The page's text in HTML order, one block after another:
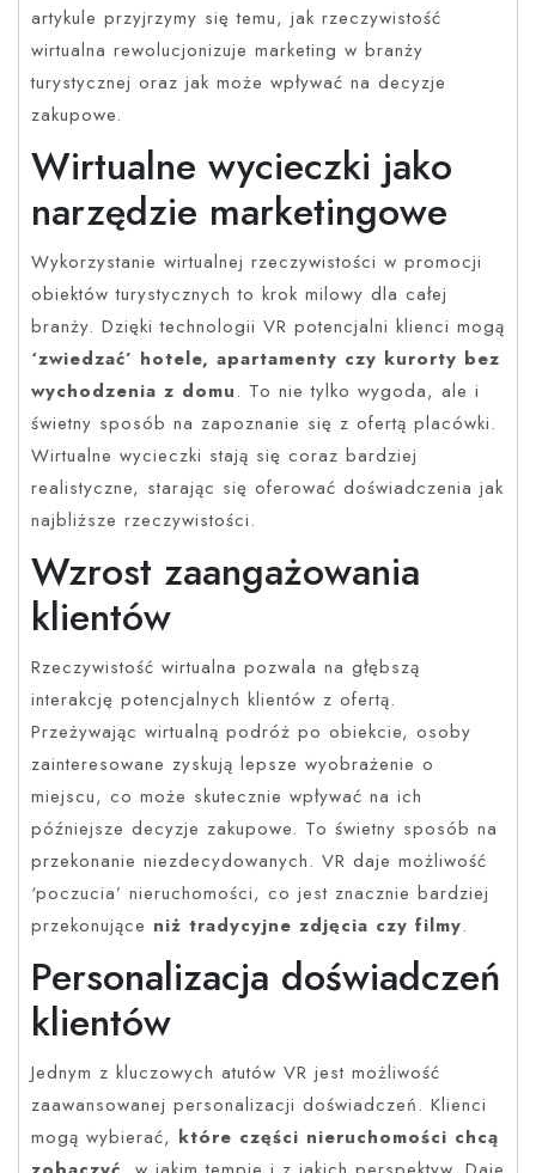
artykule przyjrzymy się temu, jak rzeczywistość
wirtualna rewolucjonizuje marketing w branży
turystycznej oraz jak może wpływać na decyzje
zakupowe.
Wirtualne wycieczki jako
narzędzie marketingowe
Wykorzystanie wirtualnej rzeczywistości w promocji
obiektów turystycznych to krok milowy dla całej
branży. Dzięki technologii VR potencjalni klienci mogą
‘zwiedzać’ hotele, apartamenty czy kurorty bez
wychodzenia z domu. To nie tylko wygoda, ale i
świetny sposób na zapoznanie się z ofertą placówki.
Wirtualne wycieczki stają się coraz bardziej
realistyczne, starając się oferować doświadczenia jak
najbliższe rzeczywistości.
Wzrost zaangażowania
klientów
Rzeczywistość wirtualna pozwala na głębszą
interakcję potencjalnych klientów z ofertą.
Przeżywając wirtualną podróż po obiekcie, osoby
zainteresowane zyskują lepsze wyobrażenie o
miejscu, co może skutecznie wpływać na ich
późniejsze decyzje zakupowe. To świetny sposób na
przekonanie niezdecydowanych. VR daje możliwość
‘poczucia’ nieruchomości, co jest znacznie bardziej
przekonujące niż tradycyjne zdjęcia czy filmy.
Personalizacja doświadczeń
klientów
Jednym z kluczowych atutów VR jest możliwość
zaawansowanej personalizacji doświadczeń. Klienci
mogą wybierać, które części nieruchomości chcą